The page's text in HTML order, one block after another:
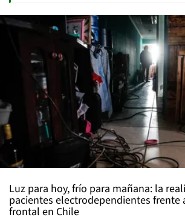
Luz para hoy, frío para mañana: la
pacientes electrodependientes frente
frontal en Chile